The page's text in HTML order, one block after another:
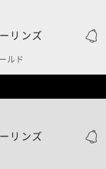
リンズ
ルド
リンズ